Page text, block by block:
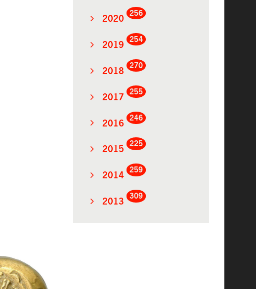
2020
256
2019
254
2018
270
2017
255
2016
246
2015
225
2014
259
2013
309